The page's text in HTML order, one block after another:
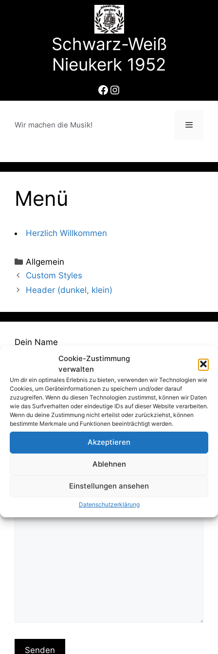
Cookie-Zustimmung
verwalten
Um dir ein optimales Erlebnis zu bieten, verwenden wir Technologien wie
Cookies, um Geräteinformationen zu speichern und/oder darauf
zuzugreifen. Wenn du diesen Technologien zustimmst, können wir Daten
wie das Surfverhalten oder eindeutige IDs auf dieser Website verarbeiten.
Wenn du deine Zustimmung nicht erteilst oder zurückziehst, können
bestimmte Merkmale und Funktionen beeinträchtigt werden.
Akzeptieren
Ablehnen
Einstellungen ansehen
Datenschutzerklärung
Schwarz-Weiß
Nieukerk 1952
Facebook
Instagram
Wir machen die Musik!
Menü
Herzlich Willkommen
Kategorien
Allgemein
Custom Styles
Header (dunkel, klein)
Dein Name
Deine E-Mail-Adresse
Deine Nachricht